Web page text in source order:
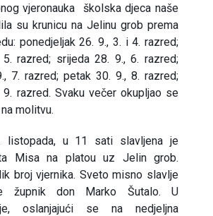
vjeronauka školska djeca naše
su krunicu na Jelinu grob prema
ponedjeljak 26. 9., 3. i 4. razred;
razred; srijeda 28. 9., 6. razred;
7. razred; petak 30. 9., 8. razred;
9. razred. Svaku večer okupljao se
molitvu.
listopada, u 11 sati slavljena je
Misa na platou uz Jelin grob.
broj vjernika. Sveto misno slavlje
župnik don Marko Šutalo. U
oslanjajući se na nedjeljna